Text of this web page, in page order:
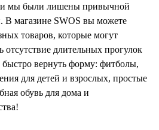
мы были лишены привычной
В магазине SWOS вы можете
товаров, которые могут
отсутствие длительных прогулок
быстро вернуть форму: фитболы,
для детей и взрослых, простые
обувь для дома и